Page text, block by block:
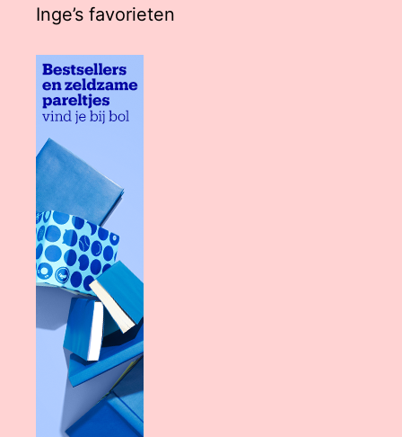
Inge’s favorieten